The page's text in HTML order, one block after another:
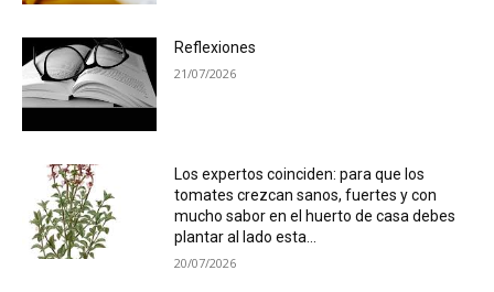
Reflexiones
21/07/2026
Los expertos coinciden: para que los
tomates crezcan sanos, fuertes y con
mucho sabor en el huerto de casa debes
plantar al lado esta...
20/07/2026